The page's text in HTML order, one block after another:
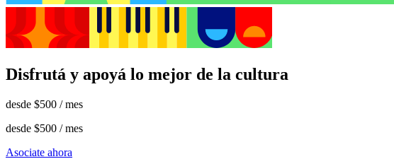
Disfrutá y apoyá lo mejor de la cultura
desde $500 / mes
desde $500 / mes
Asociate ahora